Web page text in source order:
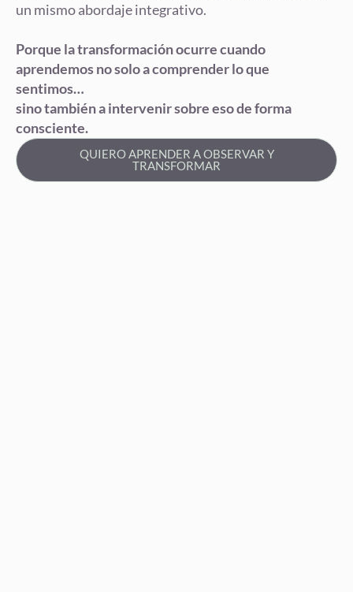
un mismo abordaje integrativo.
Porque la transformación ocurre cuando
aprendemos no solo a comprender lo que
sentimos…
sino también a intervenir sobre eso de forma
consciente.
QUIERO APRENDER A OBSERVAR Y
TRANSFORMAR